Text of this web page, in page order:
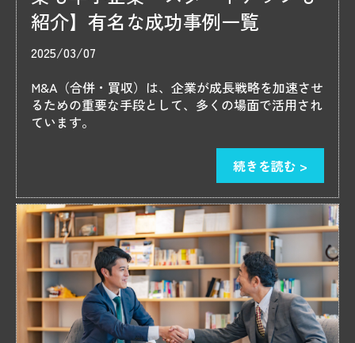
紹介】有名な成功事例一覧
2025/03/07
M&A（合併・買収）は、企業が成長戦略を加速させ
るための重要な手段として、多くの場面で活用され
ています。
続きを読む >